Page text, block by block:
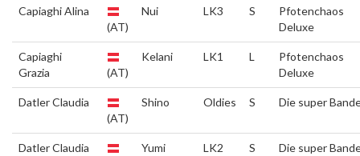
Capiaghi Alina
(AT)
Nui LK3 S
Pfotenchaos
Deluxe
Capiaghi
Grazia
(AT)
Kelani LK1 L
Pfotenchaos
Deluxe
Datler Claudia
(AT)
Shino Oldies S Die super
Datler Claudia
Yumi LK2 S Die super